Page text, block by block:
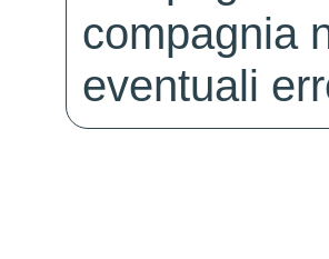
compagnia
eventuali